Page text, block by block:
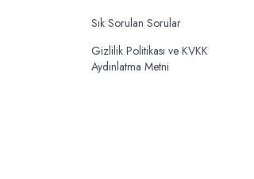
Sık Sorulan Sorular
Gizlilik Politikası ve KVKK
Aydınlatma Metni